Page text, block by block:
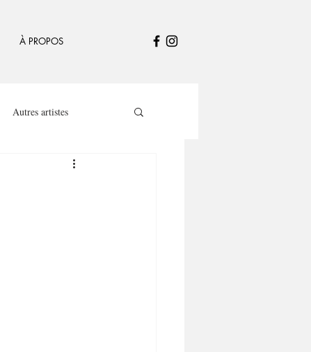
À PROPOS
Autres artistes